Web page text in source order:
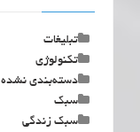
تبلیغات
تکنولوژی
دسته‌بندی نشده
سبک
سبک زندگی